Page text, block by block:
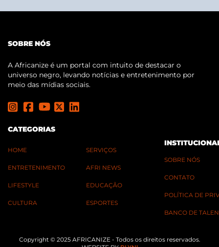
SOBRE NÓS
A Africanize é um portal com intuito de destacar o
universo negro, levando notícias e entretenimento por
meio das mídias sociais.
CATEGORIAS
HOME
ENTRETENIMENTO
LIFESTYLE
CULTURA
SERVIÇOS
AFRI NEWS
EDUCAÇÃO
ESPORTES
SOBRE NÓS
CONTATO
POLÍTICA DE
BANCO DE
Copyright © 2025 AFRICANIZE - Todos os direitos reservados.